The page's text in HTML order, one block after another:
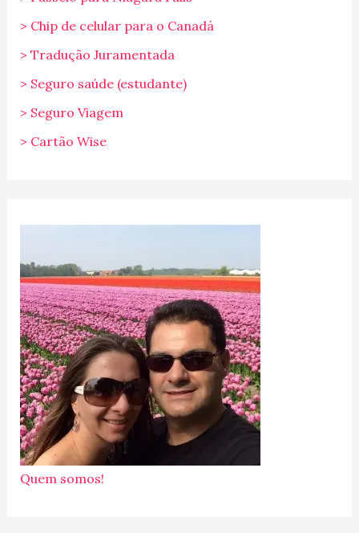
> Chip de celular para o Canadá
> Tradução Juramentada
> Seguro saúde (estudante)
> Seguro Viagem
> Cartão Wise
Quem somos!